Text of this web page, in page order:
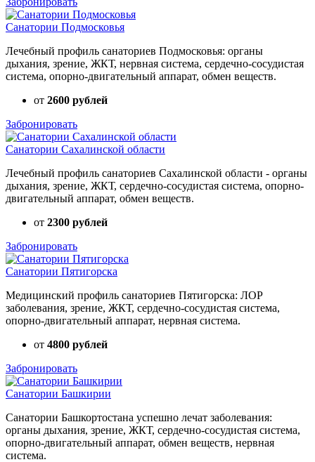
Санатории Подмосковья
Лечебный профиль санаториев Подмосковья: органы
дыхания, зрение, ЖКТ, нервная система, сердечно-сосудистая
система, опорно-двигательный аппарат, обмен веществ.
от 2600 рублей
Забронировать
Санатории Сахалинской области
Лечебный профиль санаториев Сахалинской области - органы
дыхания, зрение, ЖКТ, сердечно-сосудистая система, опорно-
двигательный аппарат, обмен веществ.
от 2300 рублей
Забронировать
Санатории Пятигорска
Медицинский профиль санаториев Пятигорска: ЛОР
заболевания, зрение, ЖКТ, сердечно-сосудистая система,
опорно-двигательный аппарат, нервная система.
от 4800 рублей
Забронировать
Санатории Башкирии
Санатории Башкортостана успешно лечат заболевания:
органы дыхания, зрение, ЖКТ, сердечно-сосудистая система,
опорно-двигательный аппарат, обмен веществ, нервная
система.